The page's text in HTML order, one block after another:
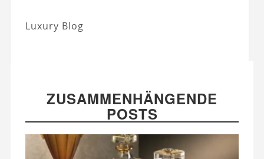
Luxury Blog
ZUSAMMENHÄNGENDE
POSTS